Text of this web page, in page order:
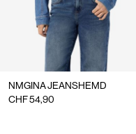
NMGINA JEANSHEMD
CHF 54,90